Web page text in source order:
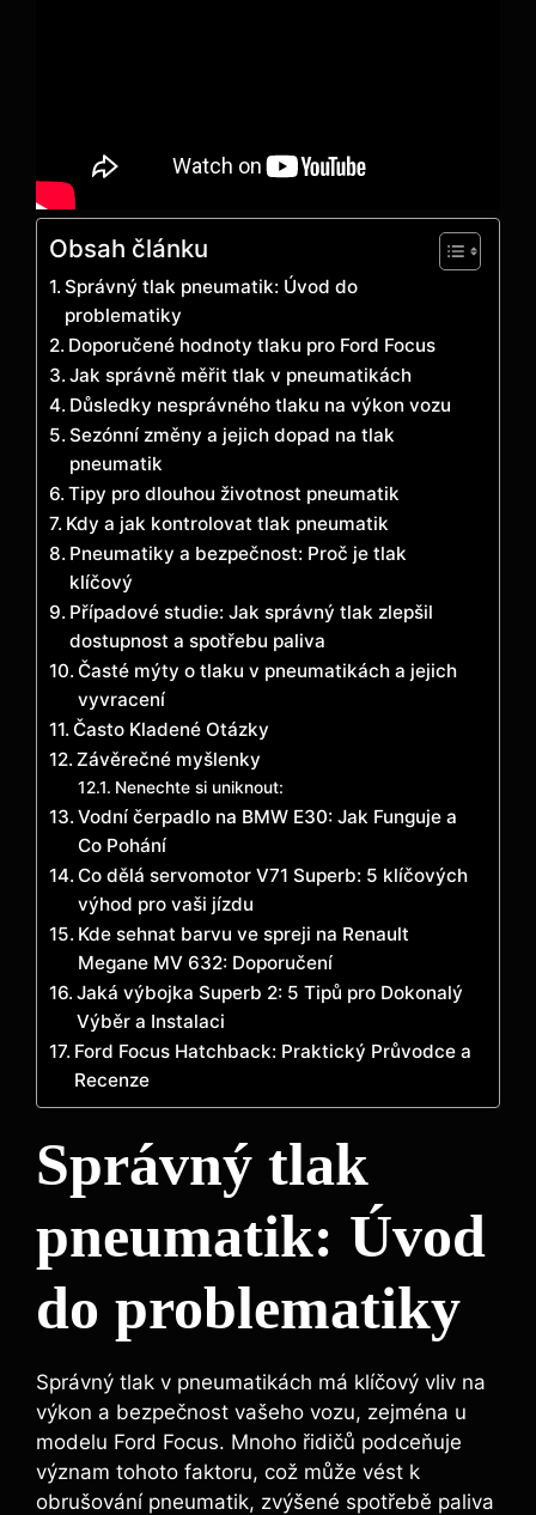
Obsah článku
Správný tlak pneumatik: Úvod do
problematiky
Doporučené hodnoty tlaku pro Ford Focus
Jak správně měřit tlak v pneumatikách
Důsledky nesprávného tlaku na výkon vozu
Sezónní změny a jejich dopad na tlak
pneumatik
Tipy pro dlouhou životnost pneumatik
Kdy a jak kontrolovat tlak pneumatik
Pneumatiky a bezpečnost: Proč je tlak
klíčový
Případové studie: Jak správný tlak zlepšil
dostupnost a spotřebu paliva
Časté mýty o tlaku v pneumatikách a jejich
vyvracení
Často Kladené Otázky
Závěrečné myšlenky
Nenechte si uniknout:
Vodní čerpadlo na BMW E30: Jak Funguje a
Co Pohání
Co dělá servomotor V71 Superb: 5 klíčových
výhod pro vaši jízdu
Kde sehnat barvu ve spreji na Renault
Megane MV 632: Doporučení
Jaká výbojka Superb 2: 5 Tipů pro Dokonalý
Výběr a Instalaci
Ford Focus Hatchback: Praktický Průvodce a
Recenze
Správný tlak
pneumatik: Úvod
do problematiky
Správný tlak v pneumatikách má klíčový vliv na
výkon a bezpečnost vašeho vozu, zejména u
modelu Ford Focus. Mnoho řidičů podceňuje
význam tohoto faktoru, což může vést k
obrušování pneumatik, zvýšené spotřebě paliva